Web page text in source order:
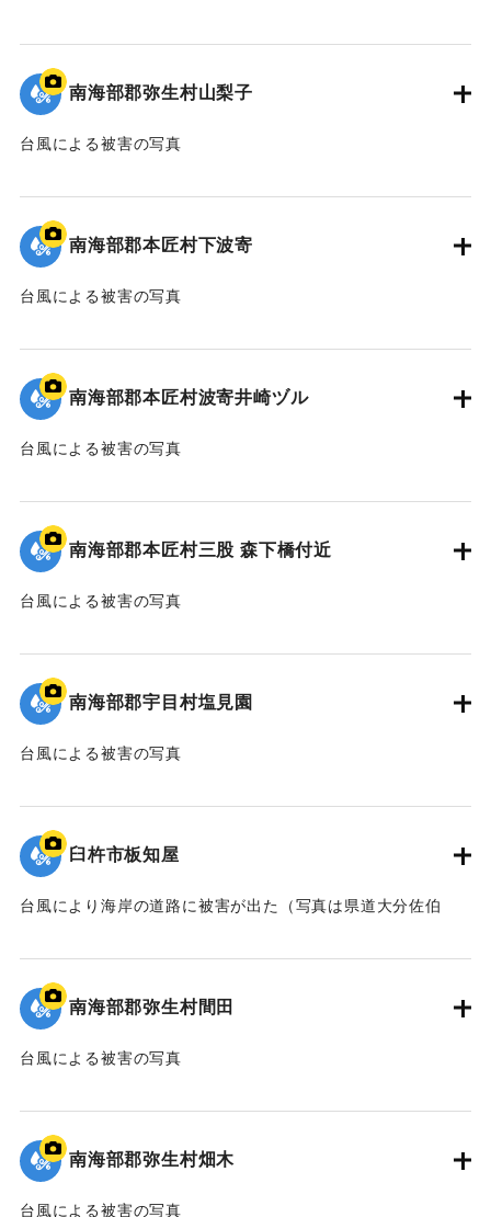
｜固有コード:
南海部郡弥生村山梨子
台風による被害の写真
｜固有コード:00635014
南海部郡本匠村下波寄
台風による被害の写真
｜固有コード:00635015
南海部郡本匠村波寄井崎ヅル
台風による被害の写真
｜固有コード:00635016
南海部郡本匠村三股 森下橋付近
台風による被害の写真
｜固有コード:00635017
南海部郡宇目村塩見園
台風による被害の写真
｜固有コード:00635018
臼杵市板知屋
台風により海岸の道路に被害が出た（写真は県道大分佐伯
｜固有コード:
南海部郡弥生村間田
台風による被害の写真
｜固有コード:00635010
南海部郡弥生村畑木
台風による被害の写真